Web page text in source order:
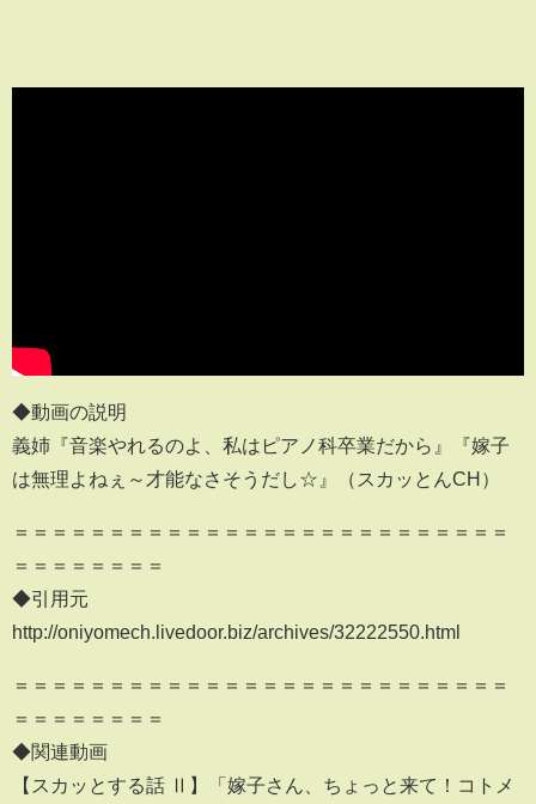
◆動画の説明
義姉『音楽やれるのよ、私はピアノ科卒業だから』『嫁子
は無理よねぇ～才能なさそうだし☆』（スカッとんCH）
＝＝＝＝＝＝＝＝＝＝＝＝＝＝＝＝＝＝＝＝＝＝＝＝＝＝
＝＝＝＝＝＝＝＝
◆引用元
http://oniyomech.livedoor.biz/archives/32222550.html
＝＝＝＝＝＝＝＝＝＝＝＝＝＝＝＝＝＝＝＝＝＝＝＝＝＝
＝＝＝＝＝＝＝＝
◆関連動画
【スカッとする話 Ⅱ】「嫁子さん、ちょっと来て！コトメ